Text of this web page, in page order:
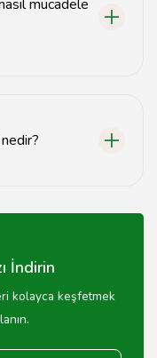
mücadele
İndirin
kolayca keşfetmek